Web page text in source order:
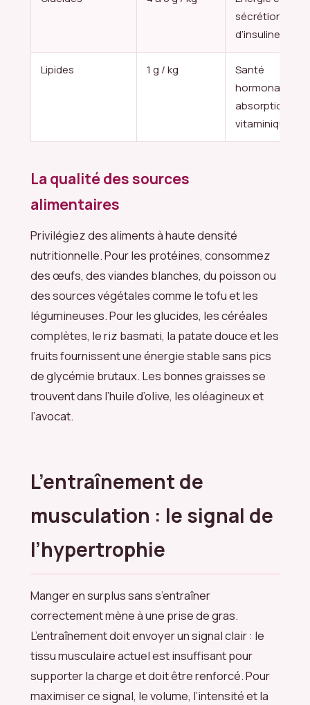
sécrétion
d’insuline
Lipides 1 g / kg
Santé
hormonale et
absorption
vitaminique
La qualité des sources
alimentaires
Privilégiez des aliments à haute densité
nutritionnelle. Pour les protéines, consommez
des œufs, des viandes blanches, du poisson ou
des sources végétales comme le tofu et les
légumineuses. Pour les glucides, les céréales
complètes, le riz basmati, la patate douce et les
fruits fournissent une énergie stable sans pics
de glycémie brutaux. Les bonnes graisses se
trouvent dans l’huile d’olive, les oléagineux et
l’avocat.
L’entraînement de
musculation : le signal de
l’hypertrophie
Manger en surplus sans s’entraîner
correctement mène à une prise de gras.
L’entraînement doit envoyer un signal clair : le
tissu musculaire actuel est insuffisant pour
supporter la charge et doit être renforcé. Pour
maximiser ce signal, le volume, l’intensité et la